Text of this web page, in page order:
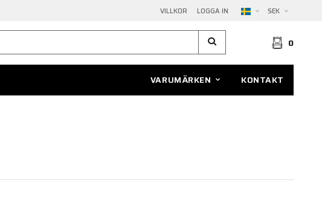
VILLKOR LOGGA IN SEK
0
VARUMÄRKEN KONTAKT